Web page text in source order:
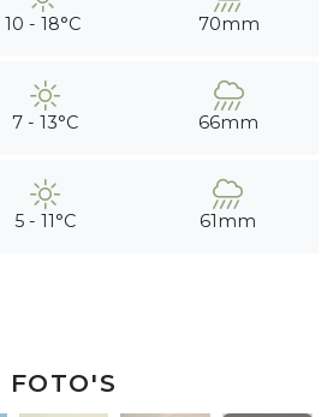
10 - 18°C 70mm
7 - 13°C 66mm
5 - 11°C 61mm
FOTO'S